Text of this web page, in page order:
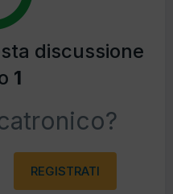
discussione
1
REGISTRATI